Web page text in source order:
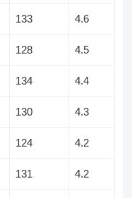
133 4.6
128 4.5
134 4.4
130 4.3
124 4.2
131 4.2